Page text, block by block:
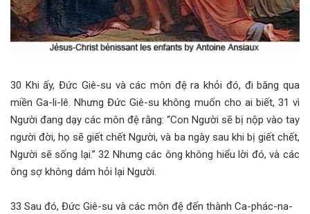
30 Khi ấy, Đức Giê-su và các môn đệ ra khỏi đó, đi băng qua
miền Ga-li-lê. Nhưng Đức Giê-su không muốn cho ai biết, 31 vì
Người đang dạy các môn đệ rằng: “Con Người sẽ bị nộp vào tay
người đời, họ sẽ giết chết Người, và ba ngày sau khi bị giết chết,
Người sẽ sống lại.” 32 Nhưng các ông không hiểu lời đó, và các
ông sợ không dám hỏi lại Người.
33 Sau đó, Đức Giê-su và các môn đệ đến thành Ca-phác-na-